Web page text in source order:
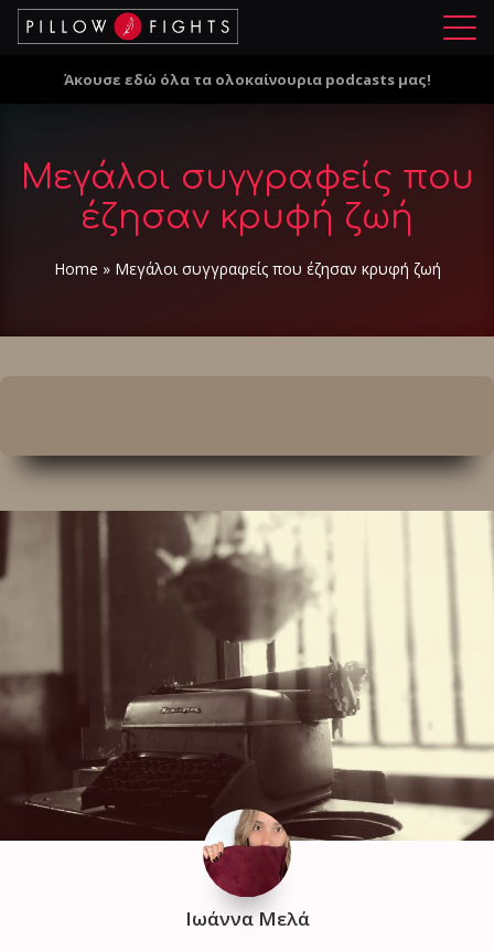
Μ
ο
Άκουσε εδώ όλα τα ολοκαίνουρια podcasts μας!
Μεγάλοι συγγραφείς που
έζησαν κρυφή ζωή
Home » Μεγάλοι συγγραφείς που έζησαν κρυφή ζωή
Ιωάννα Μελά